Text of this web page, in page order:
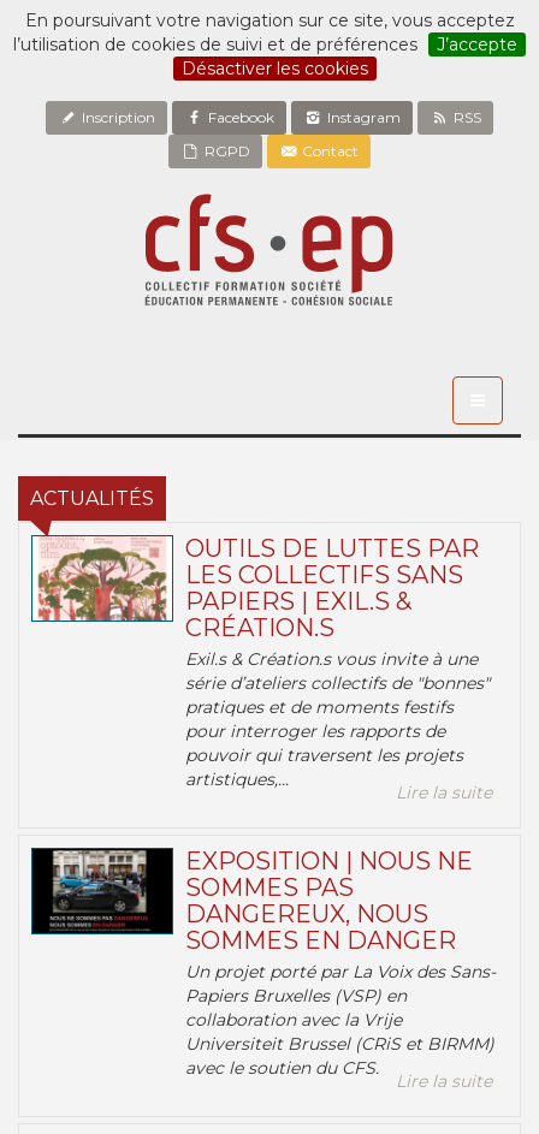
En poursuivant votre navigation sur ce site, vous acceptez
l’utilisation de cookies de suivi et de préférences
J’accepte
Désactiver les cookies
Inscription Facebook Instagram
RSS
RGPD
Contact
ACTUALITÉS
OUTILS DE LUTTES PAR
LES COLLECTIFS SANS
PAPIERS | EXIL.S &
CRÉATION.S
Exil.s & Création.s vous invite à une
série d’ateliers collectifs de "bonnes"
pratiques et de moments festifs
pour interroger les rapports de
pouvoir qui traversent les projets
artistiques,...
Lire la suite
EXPOSITION | NOUS NE
SOMMES PAS
DANGEREUX, NOUS
SOMMES EN DANGER
Un projet porté par La Voix des Sans-
Papiers Bruxelles (VSP) en
collaboration avec la Vrije
Universiteit Brussel (CRiS et BIRMM)
avec le soutien du CFS.
Lire la suite